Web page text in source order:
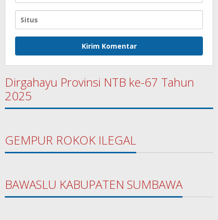
Dirgahayu Provinsi NTB ke-67 Tahun
2025
GEMPUR ROKOK ILEGAL
BAWASLU KABUPATEN SUMBAWA